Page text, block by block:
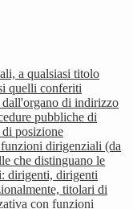
a qualsiasi titolo
quelli conferiti
dall'organo di indirizzo
pubbliche di
posizione
dirigenziali (da
che distinguano le
dirigenti, dirigenti
titolari di
con funzioni